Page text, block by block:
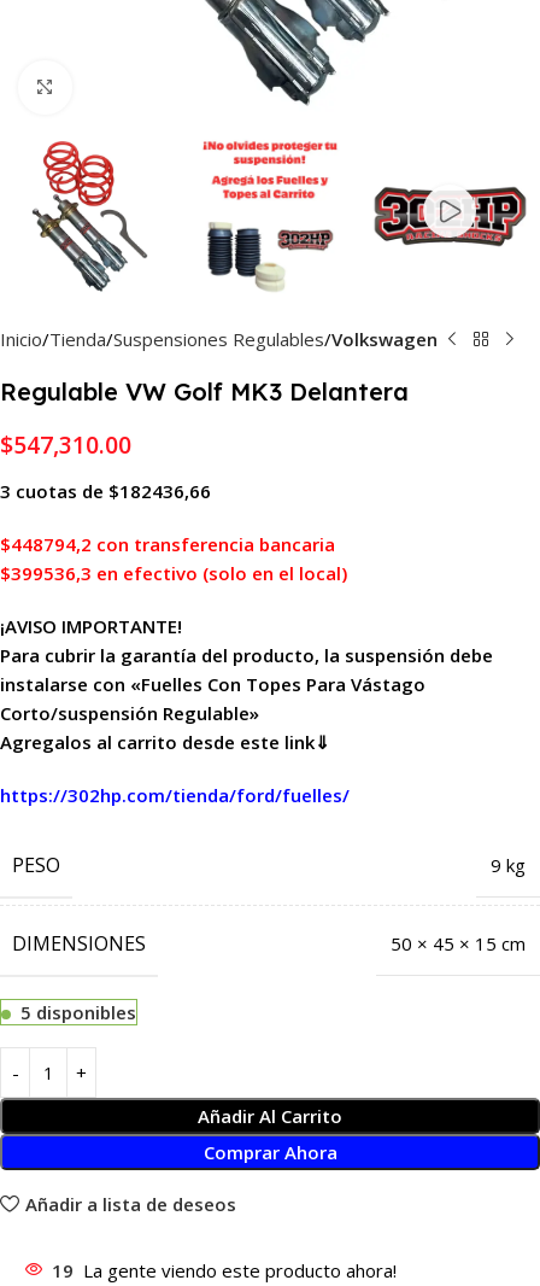
Haga Click para agrandar
Inicio Tienda Suspensiones Regulables Volkswagen
Regulable VW Golf MK3 Delantera
$547,310.00
3 cuotas de $182436,66
$448794,2 con transferencia bancaria
$399536,3 en efectivo (solo en el local)
¡AVISO IMPORTANTE!
Para cubrir la garantía del producto, la suspensión debe
instalarse con «Fuelles Con Topes Para Vástago
Corto/suspensión Regulable»
Agregalos al carrito desde este link⇓
https://302hp.com/tienda/ford/fuelles/
PESO 9 kg
DIMENSIONES 50 × 45 × 15 cm
5 disponibles
Añadir Al Carrito
Comprar Ahora
Añadir a lista de deseos
19 La gente viendo este producto ahora!